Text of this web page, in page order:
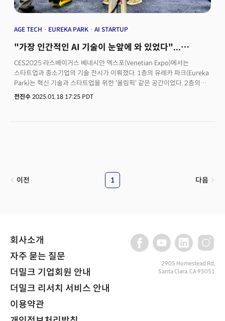
AGE TECH EUREKA PARK AI STARTUP
"가장 인간적인 AI 기술이 눈앞에 와 있었다"...
유레카파크 집중 분석
CES2025 라스베이거스 베네시안 엑스포(Venetian Expo)에서는
스타트업과 중소기업의 기술 전시가 이뤄졌다. 1층의 유레카 파크(Eureka
Park)는 혁신 기술과 스타트업을 위한 '올림픽' 같은 공간이었다. 2층의
스마트홈, 디지털헬스케어, 푸드테크 전시도 당장 구매해서 써보고 싶은
수여작들을 통해 어떤 기술이 주목받고 있는지, 우리가 얻어가야 할
인사이트는 무엇이었을까?
전진수 2025.01.18 17:25 PDT
이전 1 다음
회사소개
자주 묻는 질문
더밀크 기업회원 안내
더밀크 리서치 서비스 안내
이용약관
2905 Homestead Rd,
Santa Clara, CA 95051